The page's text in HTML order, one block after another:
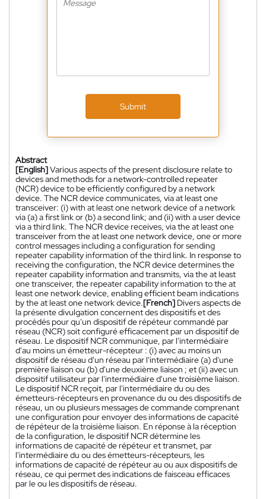
Submit
Abstract
[English]Various aspects of the present disclosure relate to
devices and methods for a network-controlled repeater
(NCR) device to be efficiently configured by a network
device. The NCR device communicates, via at least one
transceiver: (i) with at least one network device of a network
via (a) a first link or (b) a second link; and (ii) with a user device
via a third link. The NCR device receives, via the at least one
transceiver from the at least one network device, one or more
control messages including a configuration for sending
repeater capability information of the third link. In response to
receiving the configuration, the NCR device determines the
repeater capability information and transmits, via the at least
one transceiver, the repeater capability information to the at
least one network device, enabling efficient beam indications
by the at least one network device.[French] Divers aspects de
la présente divulgation concernent des dispositifs et des
procédés pour qu'un dispositif de répéteur commandé par
réseau (NCR) soit configuré efficacement par un dispositif de
réseau. Le dispositif NCR communique, par l'intermédiaire
d'au moins un émetteur-récepteur : (i) avec au moins un
dispositif de réseau d'un réseau par l'intermédiaire (a) d'une
première liaison ou (b) d'une deuxième liaison ; et (ii) avec un
dispositif utilisateur par l'intermédiaire d'une troisième liaison.
Le dispositif NCR reçoit, par l'intermédiaire du ou des
émetteurs-récepteurs en provenance du ou des dispositifs de
réseau, un ou plusieurs messages de commande comprenant
une configuration pour envoyer des informations de capacité
de répéteur de la troisième liaison. En réponse à la réception
de la configuration, le dispositif NCR détermine les
informations de capacité de répéteur et transmet, par
l'intermédiaire du ou des émetteurs-récepteurs, les
informations de capacité de répéteur au ou aux dispositifs de
réseau, ce qui permet des indications de faisceau efficaces
par le ou les dispositifs de réseau.